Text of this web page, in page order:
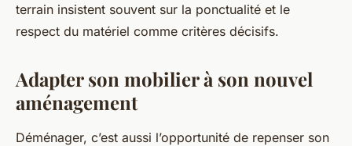
terrain insistent souvent sur la ponctualité et le
respect du matériel comme critères décisifs.
Adapter son mobilier à son nouvel
aménagement
Déménager, c’est aussi l’opportunité de repenser son